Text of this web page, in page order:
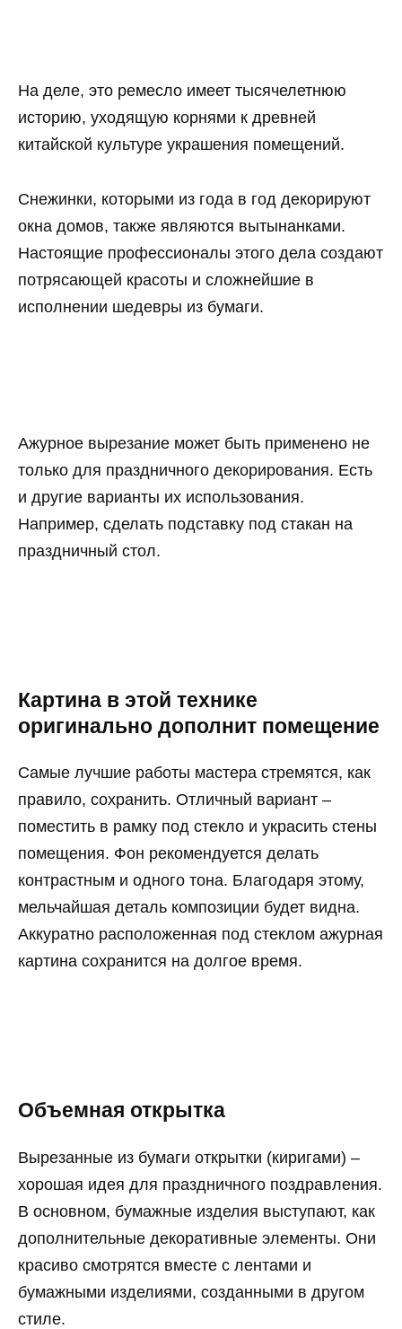
На деле, это ремесло имеет тысячелетнюю
историю, уходящую корнями к древней
китайской культуре украшения помещений.
Снежинки, которыми из года в год декорируют
окна домов, также являются вытынанками.
Настоящие профессионалы этого дела создают
потрясающей красоты и сложнейшие в
исполнении шедевры из бумаги.
Ажурное вырезание может быть применено не
только для праздничного декорирования. Есть
и другие варианты их использования.
Например, сделать подставку под стакан на
праздничный стол.
Картина в этой технике
оригинально дополнит помещение
Самые лучшие работы мастера стремятся, как
правило, сохранить. Отличный вариант –
поместить в рамку под стекло и украсить стены
помещения. Фон рекомендуется делать
контрастным и одного тона. Благодаря этому,
мельчайшая деталь композиции будет видна.
Аккуратно расположенная под стеклом ажурная
картина сохранится на долгое время.
Объемная открытка
Вырезанные из бумаги открытки (киригами) –
хорошая идея для праздничного поздравления.
В основном, бумажные изделия выступают, как
дополнительные декоративные элементы. Они
красиво смотрятся вместе с лентами и
бумажными изделиями, созданными в другом
стиле.